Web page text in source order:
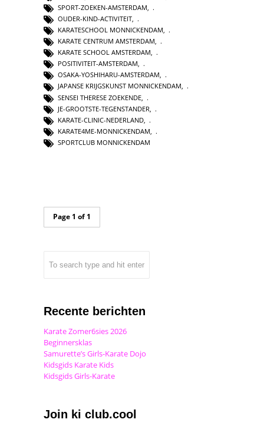
SPORT-ZOEKEN-AMSTERDAM,
OUDER-KIND-ACTIVITEIT,
KARATESCHOOL MONNICKENDAM,
KARATE CENTRUM AMSTERDAM,
KARATE SCHOOL AMSTERDAM,
POSITIVITEIT-AMSTERDAM,
OSAKA-YOSHIHARU-AMSTERDAM,
JAPANSE KRIJGSKUNST MONNICKENDAM,
SENSEI THERESE ZOEKENDE
JE-GROOTSTE-TEGENSTANDER
KARATE-CLINIC-NEDERLAND
KARATE4ME-MONNICKENDAM
SPORTCLUB MONNICKENDAM
Page 1 of 1
Recente berichten
Karate Zomer6sies 2026
Beginnersklas
Samurette’s Girls-Karate Dojo
Kidsgids Karate Kids
Kidsgids Girls-Karate
Join ki club.cool